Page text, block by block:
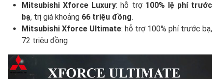
Mitsubishi Xforce Luxury: hỗ trợ 100% lệ phí trước
bạ, trị giá khoảng 66 triệu đồng.
Mitsubishi Xforce Ultimate: hỗ trợ 100% phí trước bạ,
72 triệu đồng